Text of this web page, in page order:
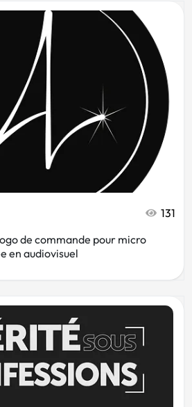
Blanc
Rétro
Musée
131
de commande pour micro
en audiovisuel